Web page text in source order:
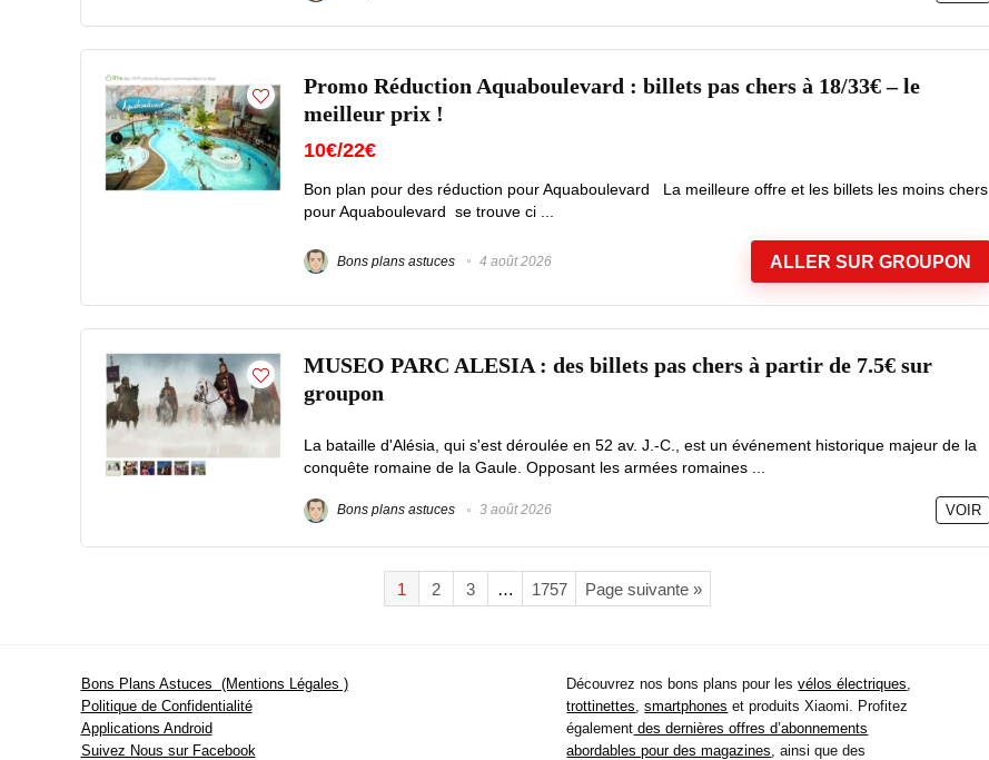
Promo Réduction Aquaboulevard : billets pas chers à 18/33€ – le
meilleur prix !
10€/22€
Bon plan pour des réduction pour Aquaboulevard La meilleure offre et les billets les moins chers
pour Aquaboulevard se trouve ci ...
Bons plans astuces 4 août 2026 ALLER SUR GROUPON
MUSEO PARC ALESIA : des billets pas chers à partir de 7.5€ sur
groupon
La bataille d'Alésia, qui s'est déroulée en 52 av. J.-C., est un événement historique majeur de la
conquête romaine de la Gaule. Opposant les armées romaines ...
Bons plans astuces 3 août 2026 VOIR
1 2 3 … 1757 Page suivante »
Bons Plans Astuces (Mentions Légales )
Politique de Confidentialité
Applications Android
Suivez Nous sur Facebook
Découvrez nos bons plans pour lesvélos électriques,
trottinettes,smartphones et produits Xiaomi. Profitez
également des dernières offres d’abonnements
abordables pour des magazines, ainsi que des